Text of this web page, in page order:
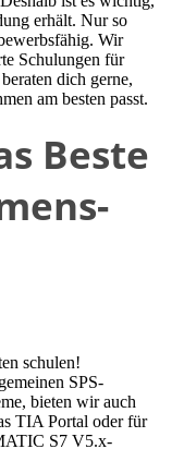
erhält. Nur so
Wir
Schulungen für
dich gerne,
am besten passt.
Beste
schulen!
SPS-
bieten wir auch
TIA Portal oder für
S7 V5.x-